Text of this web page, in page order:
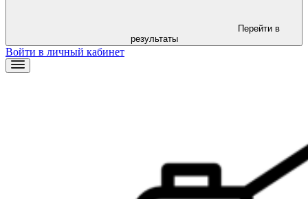
результаты
Войти в личный кабинет